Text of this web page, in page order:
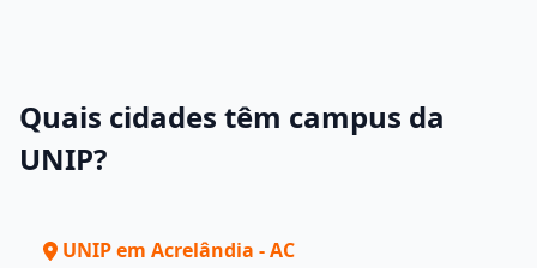
Quais cidades têm campus da
UNIP?
UNIP em Acrelândia - AC